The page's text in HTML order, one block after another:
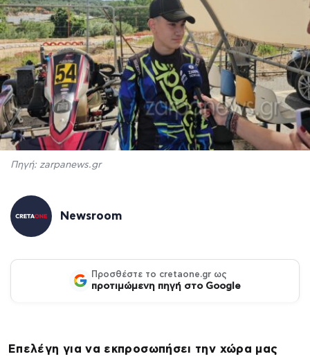
Πηγή: zarpanews.gr
Newsroom
Προσθέστε το cretaone.gr ως
προτιμώμενη πηγή στο Google
Επελέγη για να εκπροσωπήσει την χώρα μας